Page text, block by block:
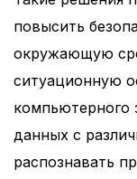
повысить
окружающую
ситуационную
компьютерного
данных с
распознавать